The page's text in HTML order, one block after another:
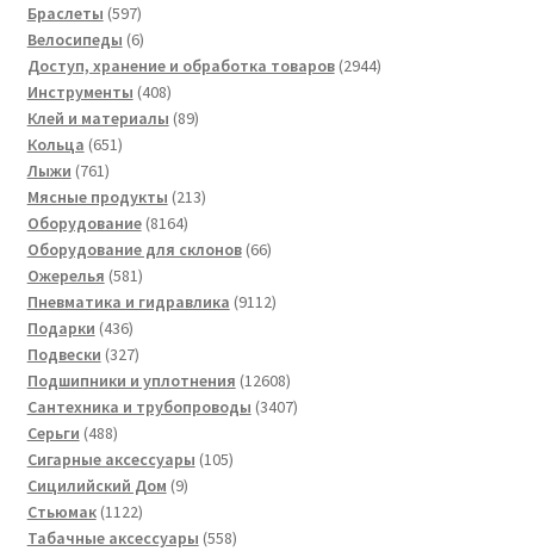
Браслеты 597597
товаров
Велосипеды 66
товаров
Доступ, хранение и обработка товаров 29442944
Инструменты 408408
товаров
Клей и материалы 8989
Кольца 651651
Лыжи 761761
товар
Мясные продукты 213213
Оборудование 81648164
товара
Оборудование для склонов 6666
Ожерелья 581581
товар
Пневматика и гидравлика 91129112
Подарки 436436
товаров
Подвески 327327
товаров
Подшипники и уплотнения 1260812608
товаров
Сантехника и трубопроводы 34073407
Серьги 488488
товаров
Сигарные аксессуары 105105
Сицилийский Дом 99
Стьюмак 11221122
товара
Табачные аксессуары 558558